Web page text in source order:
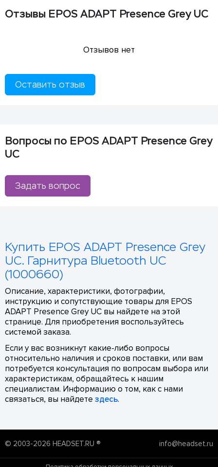
Отзывы EPOS ADAPT Presence Grey UC
Отзывов нет
Оставить отзыв
Вопросы по EPOS ADAPT Presence Grey
UC
Задать вопрос
Купить EPOS ADAPT Presence Grey
UC. Гарнитура Bluetooth UC
(1000660)
Описание, характеристики, фотографии,
инструкцию и сопутствующие товары для EPOS
ADAPT Presence Grey UC вы найдете на этой
странице. Для приобретения воспользуйтесь
системой заказа.
Если у вас возникнут какие-либо вопросы
относительно наличия и сроков поставки, или вам
потребуется консультация по вопросам выбора или
характеристикам, обращайтесь к нашим
специалистам. Информацию о том, как с нами
связаться, вы найдете здесь.
© 2003-2026 HEADSET.RU ® info@headset.ru